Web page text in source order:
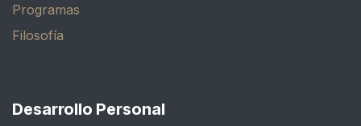
Programas
Filosofía
Desarrollo Personal